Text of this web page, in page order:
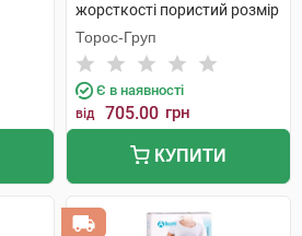
жорсткості пористий розмір
7 1 шт
Торос-Груп
Є в наявності
від 705.00 грн
КУПИТИ